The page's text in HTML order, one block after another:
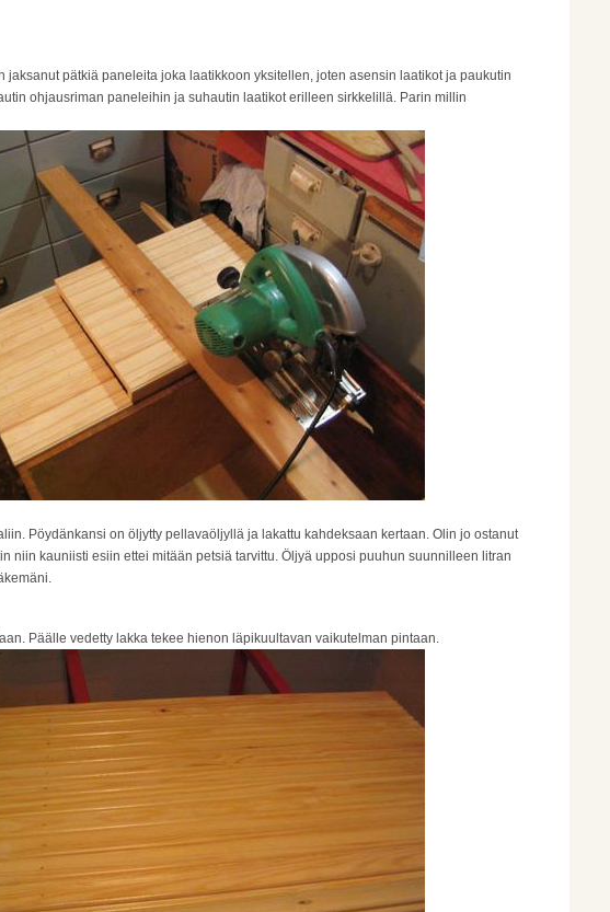
pätkiä paneleita joka laatikkoon yksitellen, joten asensin laatikot ja paukutin
ohjausriman paneleihin ja suhautin laatikot erilleen sirkkelillä. Parin millin
Pöydänkansi on öljytty pellavaöljyllä ja lakattu kahdeksaan kertaan. Olin jo ostanut
niin kauniisti esiin ettei mitään petsiä tarvittu. Öljyä upposi puuhun suunnilleen litran
Päälle vedetty lakka tekee hienon läpikuultavan vaikutelman pintaan.